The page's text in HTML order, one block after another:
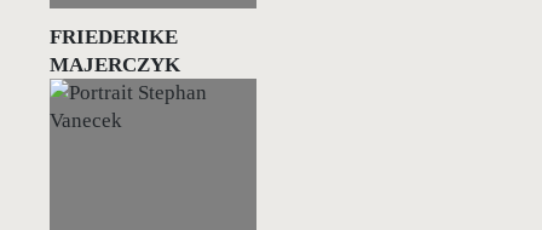
FRIEDERIKE
MAJERCZYK